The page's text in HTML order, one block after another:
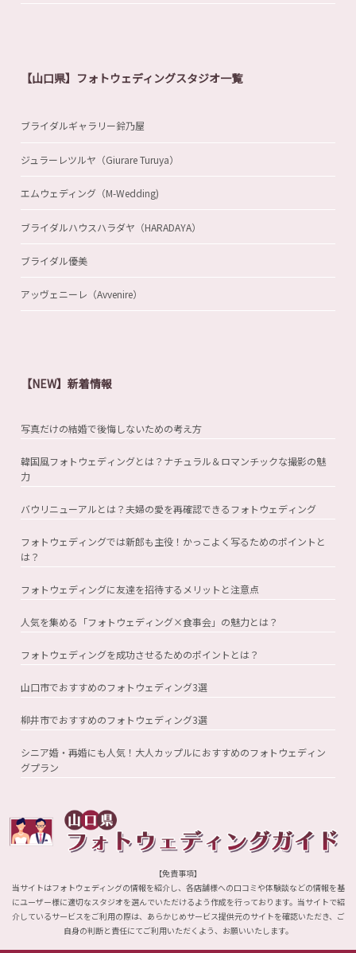
【山口県】フォトウェディングスタジオ一覧
ブライダルギャラリー鈴乃屋
ジュラーレツルヤ（Giurare Turuya）
エムウェディング（M-Wedding)
ブライダルハウスハラダヤ（HARADAYA）
ブライダル優美
アッヴェニーレ（Avvenire）
【NEW】新着情報
写真だけの結婚で後悔しないための考え方
韓国風フォトウェディングとは？ナチュラル＆ロマンチックな撮影の魅
力
バウリニューアルとは？夫婦の愛を再確認できるフォトウェディング
フォトウェディングでは新郎も主役！かっこよく写るためのポイントと
は？
フォトウェディングに友達を招待するメリットと注意点
人気を集める「フォトウェディング×食事会」の魅力とは？
フォトウェディングを成功させるためのポイントとは？
山口市でおすすめのフォトウェディング3選
柳井市でおすすめのフォトウェディング3選
シニア婚・再婚にも人気！大人カップルにおすすめのフォトウェディン
グプラン
【免責事項】
当サイトはフォトウェディングの情報を紹介し、各店舗様への口コミや体験談などの情報を基
にユーザー様に適切なスタジオを選んでいただけるよう作成を行っております。当サイトで紹
介しているサービスをご利用の際は、あらかじめサービス提供元のサイトを確認いただき、ご
自身の判断と責任にてご利用いただくよう、お願いいたします。